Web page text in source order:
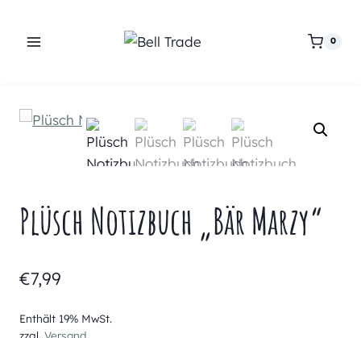
0
Plüsch Notizbuch „Bär Marzy“
€7,99
Enthält 19% MwSt.
zzgl. Versand